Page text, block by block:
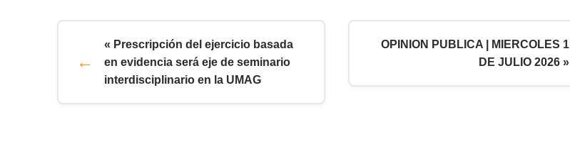
« Prescripción del ejercicio basada
en evidencia será eje de seminario
interdisciplinario en la UMAG
OPINION PUBLICA | MIERCOLES 1
DE JULIO 2026 »